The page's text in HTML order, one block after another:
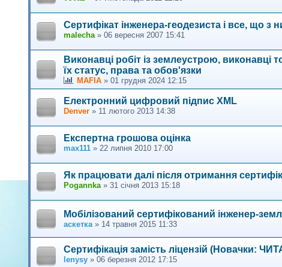
Сертифікат інженера-геодезиста і все, що з
malecha » 06 вересня 2007 15:41
Виконавці робіт із землеустрою, виконавці
їх статус, права та обов'язки
MAFIA » 01 грудня 2024 12:15
Електронний цифровий підпис XML
Denver » 11 лютого 2013 14:38
Експертна грошова оцінка
max111 » 22 липня 2010 17:00
Як працювати далі після отримання
Pogannka » 31 січня 2013 15:18
Мобілізований сертифікований інженер-
аскетка» 14 травня 2015 11:33
Сертифікація замість ліцензій
lenysy » 06 березня 2012 17:15